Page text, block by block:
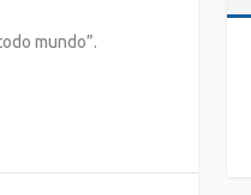
mundo”.